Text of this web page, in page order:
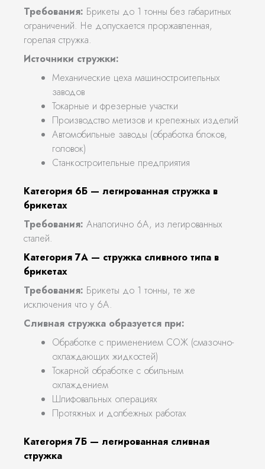
Требования: Брикеты до 1 тонны без габаритных
ограничений. Не допускается проржавленная,
горелая стружка.
Источники стружки:
Механические цеха машиностроительных
заводов
Токарные и фрезерные участки
Производство метизов и крепежных изделий
Автомобильные заводы (обработка блоков,
головок)
Станкостроительные предприятия
Категория 6Б — легированная стружка в
брикетах
Требования: Аналогично 6А, из легированных
сталей.
Категория 7А — стружка сливного типа в
брикетах
Требования: Брикеты до 1 тонны, те же
исключения что у 6А.
Сливная стружка образуется при:
Обработке с применением СОЖ (смазочно-
охлаждающих жидкостей)
Токарной обработке с обильным
охлаждением
Шлифовальных операциях
Протяжных и долбежных работах
Категория 7Б — легированная сливная
стружка